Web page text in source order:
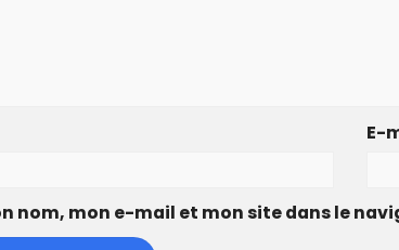
E-
nom, mon e-mail et mon site dans le